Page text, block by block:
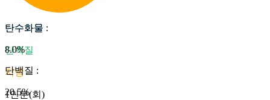
탄수화물
단백질
지방
1인분(회)
탄수화물 :
8.0%
단백질 :
20.5%